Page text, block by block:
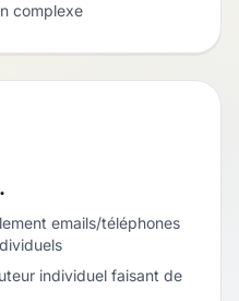
complexe
emails/téléphones
individuel faisant de